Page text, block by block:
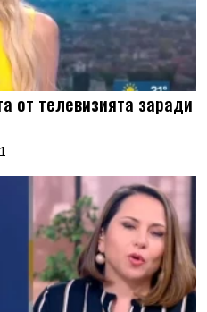
от телевизията заради